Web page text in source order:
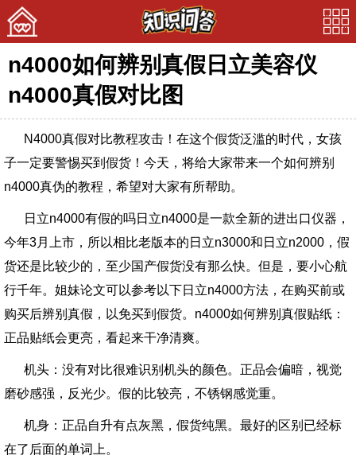
首页
娱乐
宠物
问答
n4000如何辨别真假日立美容仪
n4000真假对比图
N4000真假对比教程攻击！在这个假货泛滥的时代，女孩
子一定要警惕买到假货！今天，将给大家带来一个如何辨别
n4000真伪的教程，希望对大家有所帮助。
日立n4000有假的吗日立n4000是一款全新的进出口仪器，
今年3月上市，所以相比老版本的日立n3000和日立n2000，假
货还是比较少的，至少国产假货没有那么快。但是，要小心航
行千年。姐妹论文可以参考以下日立n4000方法，在购买前或
购买后辨别真假，以免买到假货。n4000如何辨别真假贴纸：
正品贴纸会更亮，看起来干净清爽。
机头：没有对比很难识别机头的颜色。正品会偏暗，视觉
磨砂感强，反光少。假的比较亮，不锈钢感觉重。
机身：正品自升有点灰黑，假货纯黑。最好的区别已经标
在了后面的单词上。